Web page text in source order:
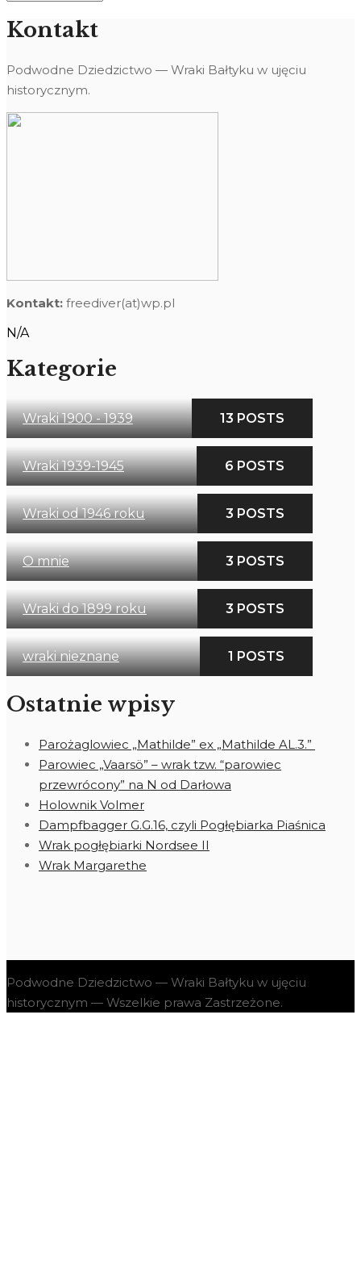
Kontakt
Podwodne Dziedzictwo — Wraki Bałtyku w ujęciu
historycznym.
Kontakt: freediver(at)wp.pl
N/A
Kategorie
Wraki 1900 - 1939 13 POSTS
Wraki 1939-1945 6 POSTS
Wraki od 1946 roku 3 POSTS
O mnie 3 POSTS
Wraki do 1899 roku 3 POSTS
wraki nieznane 1 POSTS
Ostatnie wpisy
Parożaglowiec „Mathilde” ex „Mathilde AL.3.”
Parowiec „Vaarsö” – wrak tzw. “parowiec
przewrócony” na N od Darłowa
Holownik Volmer
Dampfbagger G.G.16, czyli Pogłębiarka Piaśnica
Wrak pogłębiarki Nordsee II
Wrak Margarethe
Podwodne Dziedzictwo — Wraki Bałtyku w ujęciu
historycznym — Wszelkie prawa Zastrzeżone.